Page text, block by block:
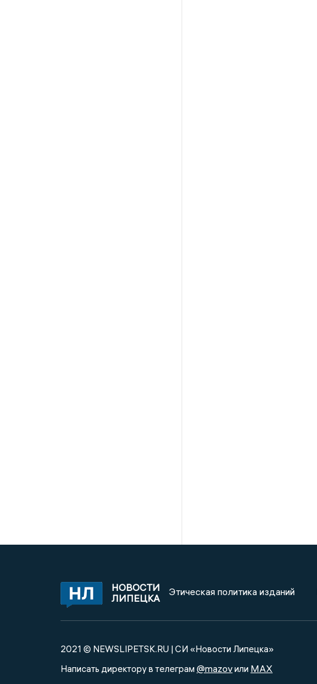
НОВОСТИ
ЛИПЕЦКА
Этическая политика изданий
2021 © NEWSLIPETSK.RU | СИ «Новости Липецка»
Написать директору в телеграм @mazovили MAX